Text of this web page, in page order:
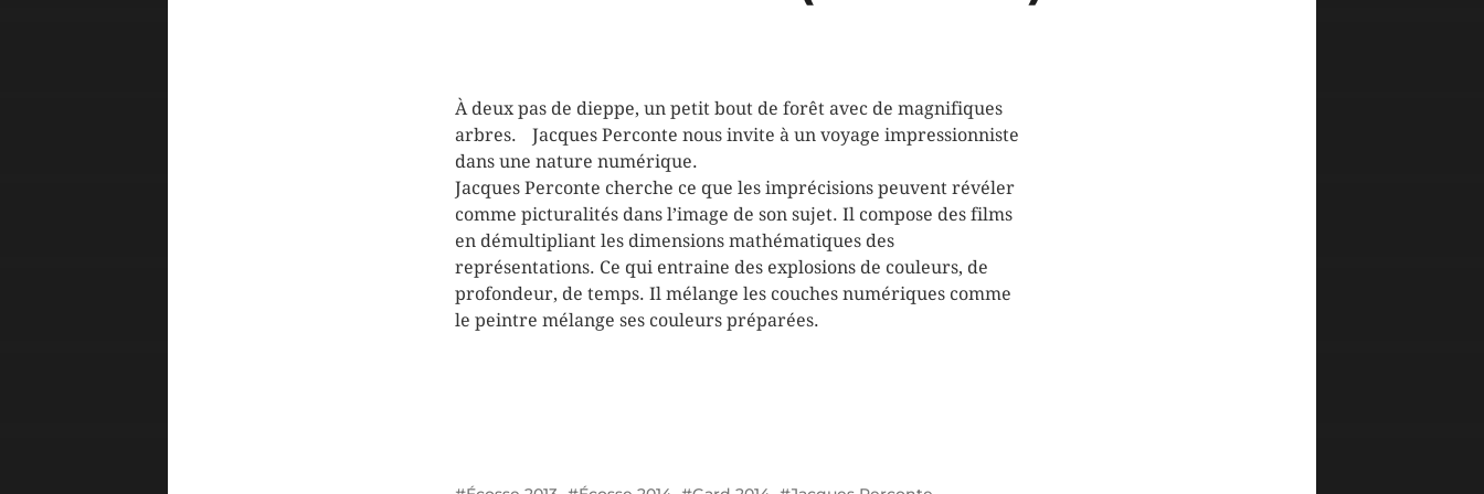
À deux pas de dieppe, un petit bout de forêt avec de magnifiques
arbres. Jacques Perconte nous invite à un voyage impressionniste
dans une nature numérique.
Jacques Perconte cherche ce que les imprécisions peuvent révéler
comme picturalités dans l’image de son sujet. Il compose des films
en démultipliant les dimensions mathématiques des
représentations. Ce qui entraine des explosions de couleurs, de
profondeur, de temps. Il mélange les couches numériques comme
le peintre mélange ses couleurs préparées.